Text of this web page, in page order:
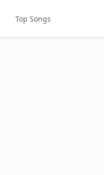
Top Songs